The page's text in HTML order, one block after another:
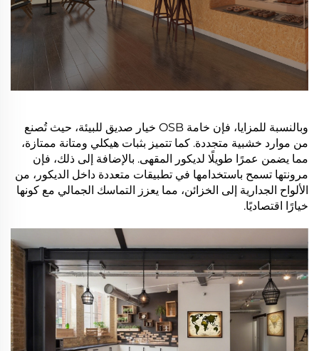
وبالنسبة للمزايا، فإن خامة OSB خيار صديق للبيئة، حيث تُصنع
من موارد خشبية متجددة. كما تتميز بثبات هيكلي ومتانة ممتازة،
مما يضمن عمرًا طويلًا لديكور المقهى. بالإضافة إلى ذلك، فإن
مرونتها تسمح باستخدامها في تطبيقات متعددة داخل الديكور، من
الألواح الجدارية إلى الخزائن، مما يعزز التماسك الجمالي مع كونها
خيارًا اقتصاديًا.